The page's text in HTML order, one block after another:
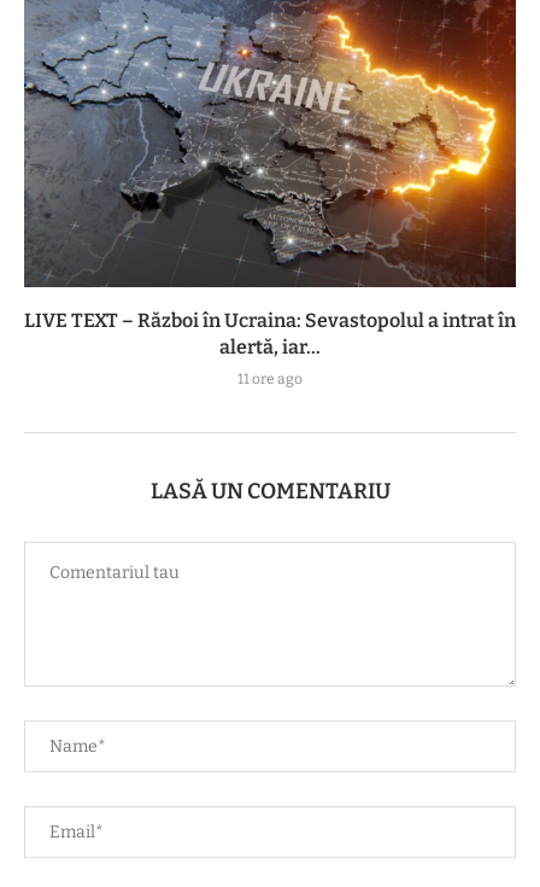
LIVE TEXT – Război în Ucraina: Sevastopolul a intrat în
alertă, iar...
11 ore ago
LASĂ UN COMENTARIU